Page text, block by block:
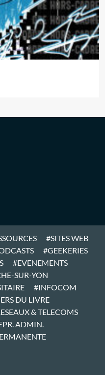
#SITES WEB
#GEEKERIES
#EVENEMENTS
SUR-YON
#INFOCOM
DU LIVRE
& TELECOMS
ADMIN.